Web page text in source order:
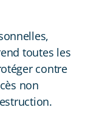
toutes les
contre
non